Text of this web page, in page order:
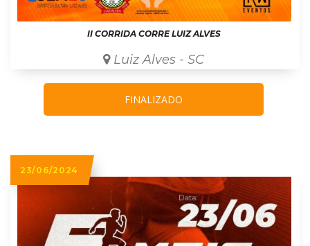
II CORRIDA CORRE LUIZ ALVES
Luiz Alves - SC
FINALIZADO
23/06/2024